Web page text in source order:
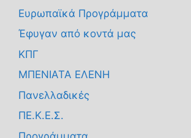
Ευρωπαϊκά Προγράμματα
Έφυγαν από κοντά μας
ΚΠΓ
ΜΠΕΝΙΑΤΑ ΕΛΕΝΗ
Πανελλαδικές
ΠΕ.Κ.Ε.Σ.